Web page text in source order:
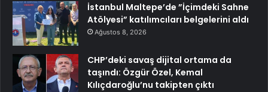
İstanbul Maltepe’de ”İçimdeki Sahne
Atölyesi” katılımcıları belgelerini aldı
Ağustos 8, 2026
CHP’deki savaş dijital ortama da
taşındı: Özgür Özel, Kemal
Kılıçdaroğlu’nu takipten çıktı